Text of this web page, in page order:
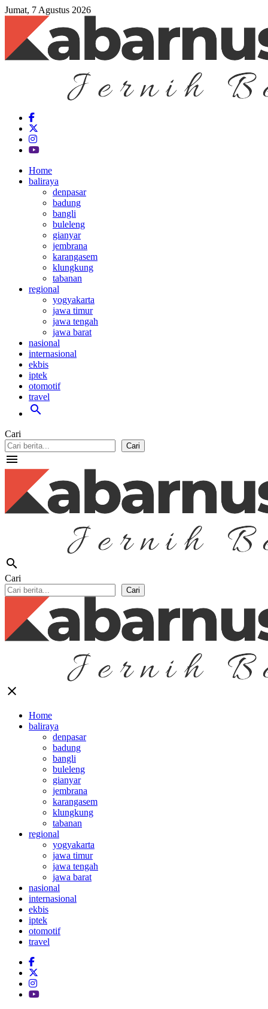
Jumat, 7 Agustus 2026
Home
baliraya
denpasar
badung
bangli
buleleng
gianyar
jembrana
karangasem
klungkung
tabanan
regional
yogyakarta
jawa timur
jawa tengah
jawa barat
nasional
internasional
ekbis
iptek
otomotif
travel
search
Cari
Cari
menu
search
Cari
Cari
close
Home
baliraya
denpasar
badung
bangli
buleleng
gianyar
jembrana
karangasem
klungkung
tabanan
regional
yogyakarta
jawa timur
jawa tengah
jawa barat
nasional
internasional
ekbis
iptek
otomotif
travel